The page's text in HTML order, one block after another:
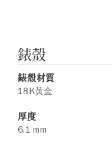
錶殼
錶殼材質
18K黃金
厚度
6.1 mm